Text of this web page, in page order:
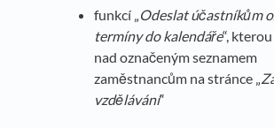
funkcí „Odeslat účastníkům
termíny do kalendáře“,
nad označeným seznamem
zaměstnancům na stránce „
vzdělávání“